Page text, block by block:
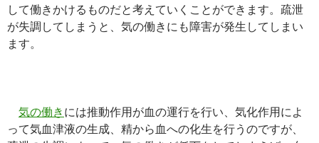
して働きかけるものだと考えていくことができます。疏泄
が失調してしまうと、気の働きにも障害が発生してしまい
ます。
気の働き には推動作用が血の運行を行い、気化作用によ
って気血津液の生成、精から血への化生を行うのですが、